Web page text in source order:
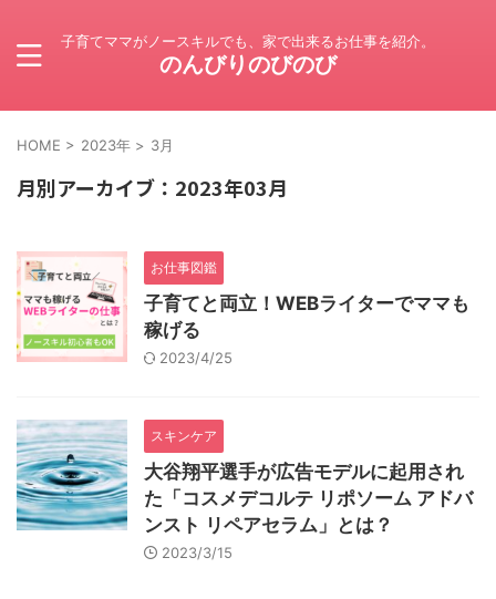
子育てママがノースキルでも、家で出来るお仕事を紹介。
のんびりのびのび
HOME > 2023年 > 3月
月別アーカイブ：2023年03月
お仕事図鑑
子育てと両立！WEBライターでママも
稼げる
2023/4/25
スキンケア
大谷翔平選手が広告モデルに起用され
た「コスメデコルテ リポソーム アドバ
ンスト リペアセラム」とは？
2023/3/15